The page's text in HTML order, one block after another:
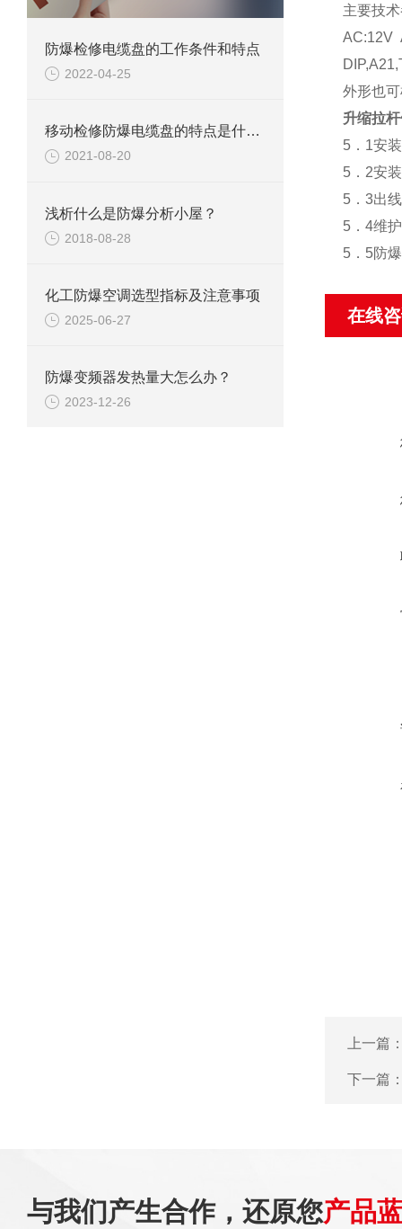
防爆检修电缆盘的工作条件和特点
2022-04-25
移动检修防爆电缆盘的特点是什么？
2021-08-20
浅析什么是防爆分析小屋？
2018-08-28
化工防爆空调选型指标及注意事项
2025-06-27
防爆变频器发热量大怎么办？
2023-12-26
主要技
AC:12V
外形也
升缩拉
5．1安
5．2安
5．3出
5．4维
5．5防
在线
上一篇
下一篇
与我们产生合作，还原您产品